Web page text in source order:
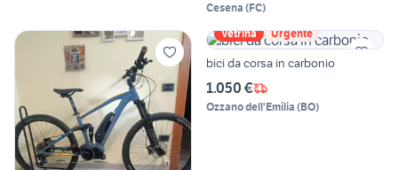
Cesena (FC)
Vetrina Urgente
bici da corsa in carbonio
1.050 €
Ozzano dell'Emilia (BO)